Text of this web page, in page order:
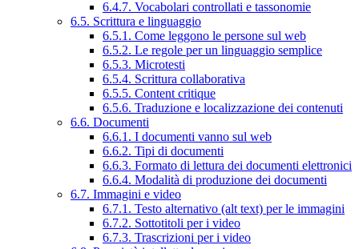
6.4.7. Vocabolari controllati e tassonomie
6.5. Scrittura e linguaggio
6.5.1. Come leggono le persone sul web
6.5.2. Le regole per un linguaggio semplice
6.5.3. Microtesti
6.5.4. Scrittura collaborativa
6.5.5. Content critique
6.5.6. Traduzione e localizzazione dei contenuti
6.6. Documenti
6.6.1. I documenti vanno sul web
6.6.2. Tipi di documenti
6.6.3. Formato di lettura dei documenti elettronici
6.6.4. Modalità di produzione dei documenti
6.7. Immagini e video
6.7.1. Testo alternativo (alt text) per le immagini
6.7.2. Sottotitoli per i video
6.7.3. Trascrizioni per i video